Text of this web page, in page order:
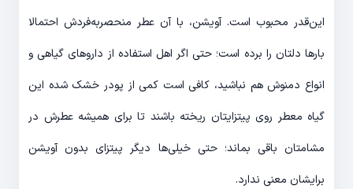
این‌قدر محبوب است. آویشن، با آن عطر منحصربه‌فردش احتمالا
بارها دلتان را برده است؛ حتی اگر اهل استفاده از داروهای گیاهی و
انواع دمنوش هم نباشید، کافی است کمی از پودر خشک شده این
گیاه معطر روی پیتزایتان ریخته باشند تا برای همیشه عطرش در
مشامتان باقی بماند؛ حتی خیلی‌ها دیگر پیتزای بدون آویشن
برایشان معنی ندارد.